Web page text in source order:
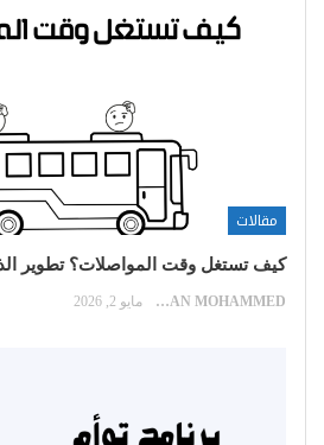
مقالات
كيف تستغل وقت المواصلات؟ تطوير
EMAN MOHAMMED مايو 2, 2026